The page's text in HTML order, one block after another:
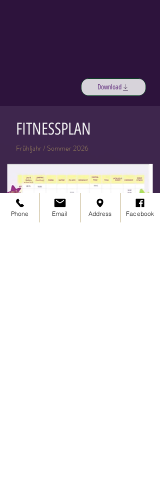
Download
FITNESSPLAN
Frühljahr / Sommer 2026
Phone Email Address Facebook